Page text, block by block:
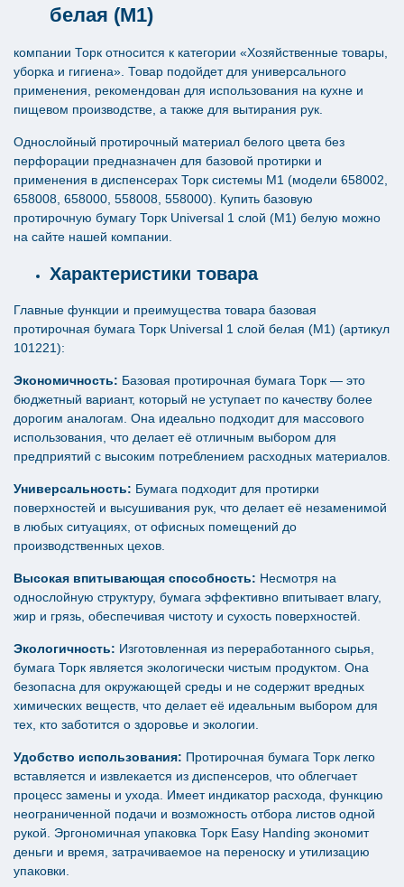
белая (М1)
компании Торк относится к категории «Хозяйственные товары,
уборка и гигиена». Товар подойдет для универсального
применения, рекомендован для использования на кухне и
пищевом производстве, а также для вытирания рук.
Однослойный протирочный материал белого цвета без
перфорации предназначен для базовой протирки и
применения в диспенсерах Торк системы М1 (модели 658002,
658008, 658000, 558008, 558000). Купить базовую
протирочную бумагу Торк Universal 1 слой (M1) белую можно
на сайте нашей компании.
Характеристики товара
Главные функции и преимущества товара базовая
протирочная бумага Торк Universal 1 слой белая (M1) (артикул
101221):
Экономичность: Базовая протирочная бумага Торк — это
бюджетный вариант, который не уступает по качеству более
дорогим аналогам. Она идеально подходит для массового
использования, что делает её отличным выбором для
предприятий с высоким потреблением расходных материалов.
Универсальность: Бумага подходит для протирки
поверхностей и высушивания рук, что делает её незаменимой
в любых ситуациях, от офисных помещений до
производственных цехов.
Высокая впитывающая способность: Несмотря на
однослойную структуру, бумага эффективно впитывает влагу,
жир и грязь, обеспечивая чистоту и сухость поверхностей.
Экологичность: Изготовленная из переработанного сырья,
бумага Торк является экологически чистым продуктом. Она
безопасна для окружающей среды и не содержит вредных
химических веществ, что делает её идеальным выбором для
тех, кто заботится о здоровье и экологии.
Удобство использования: Протирочная бумага Торк легко
вставляется и извлекается из диспенсеров, что облегчает
процесс замены и ухода. Имеет индикатор расхода, функцию
неограниченной подачи и возможность отбора листов одной
рукой. Эргономичная упаковка Торк Easy Handing экономит
деньги и время, затрачиваемое на переноску и утилизацию
упаковки.